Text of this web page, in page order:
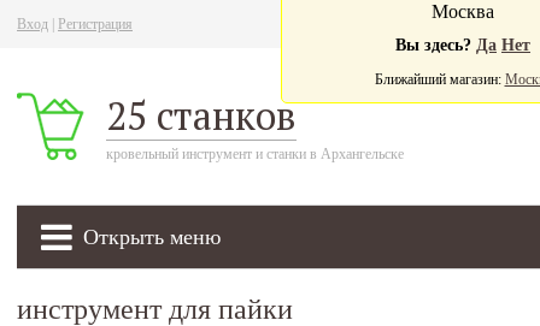
Вход Регистрация
25 станков
кровельный инструмент и станки в Архангельске
Открыть меню
Москва
Вы здесь? Да Нет
Ближайший магазин:
инструмент для пайки